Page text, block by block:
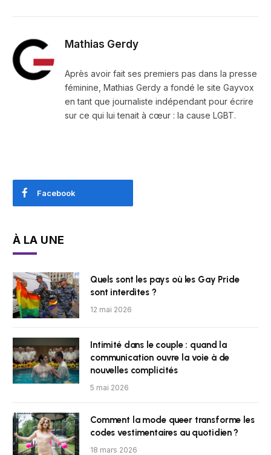
Mathias Gerdy
Après avoir fait ses premiers pas dans la presse
féminine, Mathias Gerdy a fondé le site Gayvox
en tant que journaliste indépendant pour écrire
sur ce qui lui tenait à cœur : la cause LGBT.
Facebook
À LA UNE
Quels sont les pays où les Gay Pride
sont interdites ?
12 mai 2026
Intimité dans le couple : quand la
communication ouvre la voie à de
nouvelles complicités
5 mai 2026
Comment la mode queer transforme les
codes vestimentaires au quotidien ?
18 mars 2026